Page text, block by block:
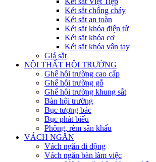
Két sắt chống cháy
Két sắt an toàn
Két sắt khóa điện tử
Két sắt khóa cơ
Két sắt khóa vân tay
Giá sắt
NỘI THẤT HỘI TRƯỜNG
Ghế hội trường cao cấp
Ghế hội trường gỗ
Ghế hội trường khung sắt
Bàn hội trường
Bục tượng bác
Bục phát biểu
Phông, rèm sân khấu
VÁCH NGĂN
Vách ngăn di động
Vách ngăn bàn làm việc